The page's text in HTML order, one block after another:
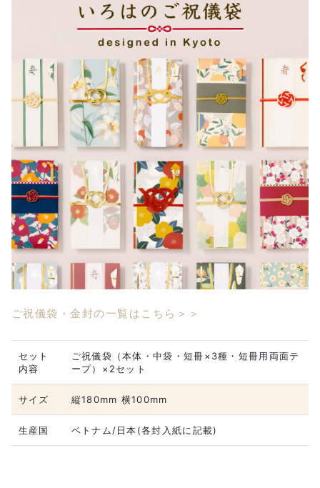
ご祝儀袋・金封の一覧はこちら＞＞
セット
内容
ご祝儀袋（本体・中袋・短冊×3種・短冊用両面テ
ープ）×2セット
サイズ 縦180mm 横100mm
生産国 ベトナム/日本(各封入紙に記載)